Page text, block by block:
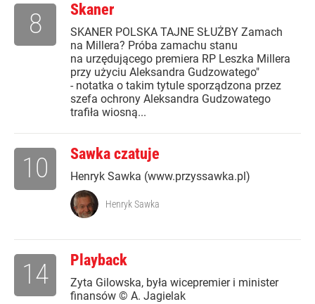
Skaner
SKANER POLSKA TAJNE SŁUŻBY Zamach
na Millera? Próba zamachu stanu
na urzędującego premiera RP Leszka Millera
przy użyciu Aleksandra Gudzowatego"
- notatka o takim tytule sporządzona przez
szefa ochrony Aleksandra Gudzowatego
trafiła wiosną...
8
Sawka czatuje
Henryk Sawka (www.przyssawka.pl)
10
Henryk Sawka
Playback
Zyta Gilowska, była wicepremier i minister
finansów © A. Jagielak
14